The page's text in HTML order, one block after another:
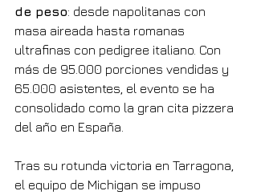
de peso: desde napolitanas con
masa aireada hasta romanas
ultrafinas con pedigree italiano. Con
más de 95.000 porciones vendidas y
65.000 asistentes, el evento se ha
consolidado como la gran cita pizzera
del año en España.
Tras su rotunda victoria en Tarragona,
el equipo de Michigan se impuso